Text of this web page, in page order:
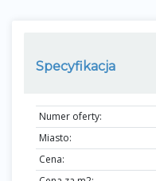
Specyfikacja
Numer oferty:
Miasto:
Cena: